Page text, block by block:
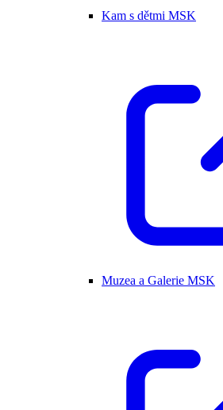
Kam s dětmi MSK
Muzea a Galerie MSK